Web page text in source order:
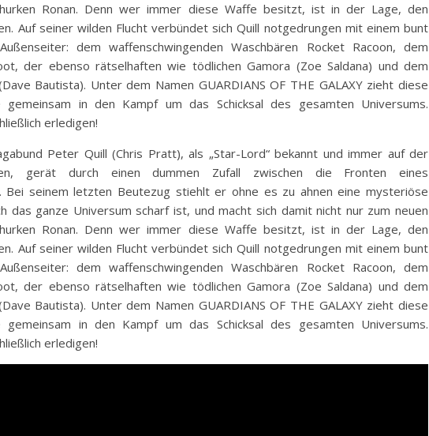
Ronan. Denn wer immer diese Waffe besitzt, ist in der Lage, den
Auf seiner wilden Flucht verbündet sich Quill notgedrungen mit einem bunt
dem waffenschwingenden Waschbären Rocket Racoon, dem
der ebenso rätselhaften wie tödlichen Gamora (Zoe Saldana) und dem
Bautista). Unter dem Namen GUARDIANS OF THE GALAXY zieht diese
gemeinsam in den Kampf um das Schicksal des gesamten Universums.
erledigen!
Peter Quill (Chris Pratt), als „Star-Lord“ bekannt und immer auf der
gerät durch einen dummen Zufall zwischen die Fronten eines
Bei seinem letzten Beutezug stiehlt er ohne es zu ahnen eine mysteriöse
das ganze Universum scharf ist, und macht sich damit nicht nur zum neuen
Ronan. Denn wer immer diese Waffe besitzt, ist in der Lage, den
Auf seiner wilden Flucht verbündet sich Quill notgedrungen mit einem bunt
dem waffenschwingenden Waschbären Rocket Racoon, dem
der ebenso rätselhaften wie tödlichen Gamora (Zoe Saldana) und dem
Bautista). Unter dem Namen GUARDIANS OF THE GALAXY zieht diese
gemeinsam in den Kampf um das Schicksal des gesamten Universums.
erledigen!